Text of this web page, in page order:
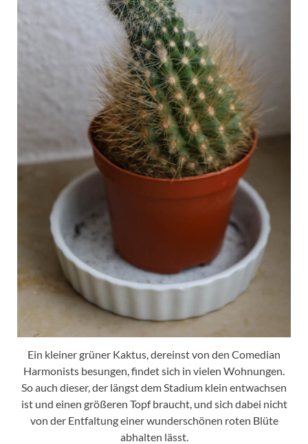
Ein kleiner grüner Kaktus, dereinst von den Comedian
Harmonists besungen, findet sich in vielen Wohnungen.
So auch dieser, der längst dem Stadium klein entwachsen
ist und einen größeren Topf braucht, und sich dabei nicht
von der Entfaltung einer wunderschönen roten Blüte
abhalten lässt.